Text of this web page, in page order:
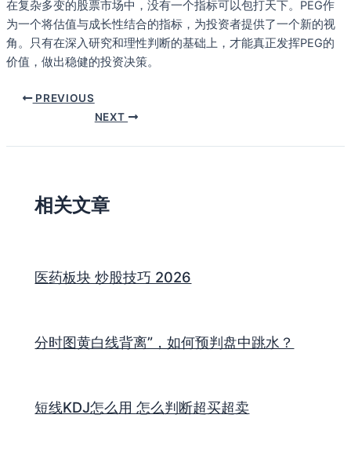
在复杂多变的股票市场中，没有一个指标可以包打天下。PEG作
为一个将估值与成长性结合的指标，为投资者提供了一个新的视
角。只有在深入研究和理性判断的基础上，才能真正发挥PEG的
价值，做出稳健的投资决策。
PREVIOUS
NEXT
相关文章
医药板块 炒股技巧 2026
分时图黄白线背离”，如何预判盘中跳水？
短线KDJ怎么用 怎么判断超买超卖